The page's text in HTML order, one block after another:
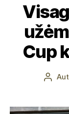
Cup
Įrašo